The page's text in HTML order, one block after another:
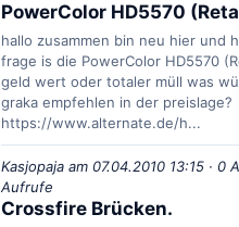
PowerColor HD5570
hallo zusammen bin neu hier und
frage is die PowerColor HD5570
geld wert oder totaler müll was
graka empfehlen in der preislage?
https://www.alternate.de/h...
Kasjopaja am 07.04.2010 13:15 · 0
Aufrufe
Crossfire Brücken.